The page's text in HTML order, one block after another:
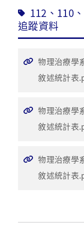
112、110
追蹤資料
物理治療學
敘述統計表
物理治療學
敘述統計表
物理治療學
敘述統計表